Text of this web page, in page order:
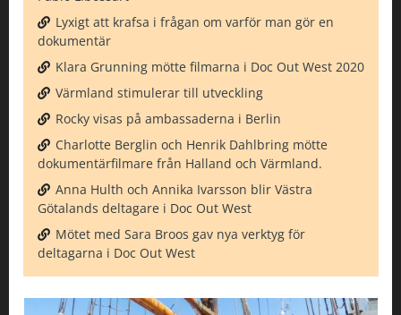
Lyxigt att krafsa i frågan om varför man gör en
dokumentär
Klara Grunning mötte filmarna i Doc Out West 2020
Värmland stimulerar till utveckling
Rocky visas på ambassaderna i Berlin
Charlotte Berglin och Henrik Dahlbring mötte
dokumentärfilmare från Halland och Värmland.
Anna Hulth och Annika Ivarsson blir Västra
Götalands deltagare i Doc Out West
Mötet med Sara Broos gav nya verktyg för
deltagarna i Doc Out West